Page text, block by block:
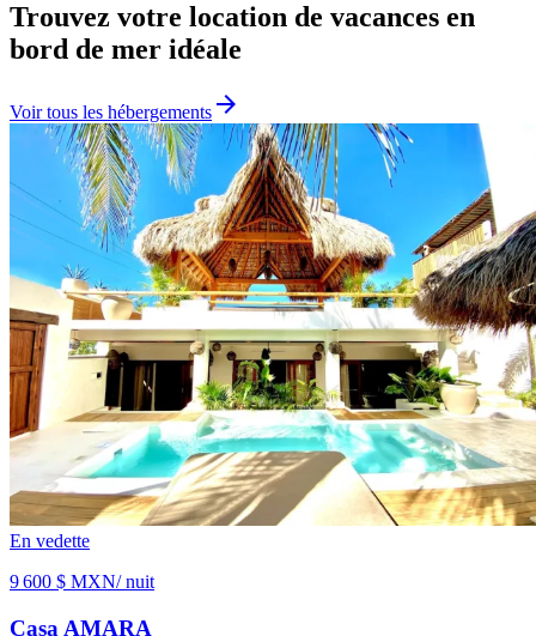
Trouvez votre location de vacances en
bord de mer idéale
Voir tous les hébergements arrow_forward
En vedette
9 600 $ MXN/ nuit
Casa AMARA